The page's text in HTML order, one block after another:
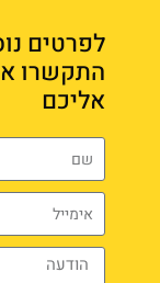
לפרטים
התקשרו
אליכם